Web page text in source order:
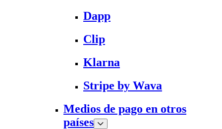
Dapp
Clip
Klarna
Stripe by Wava
Medios de pago en otros
países